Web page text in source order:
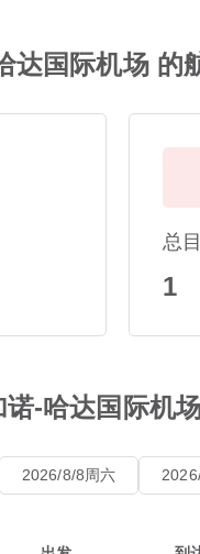
达国际机场 的
总
1
-哈达国际机
2026/8/8周六